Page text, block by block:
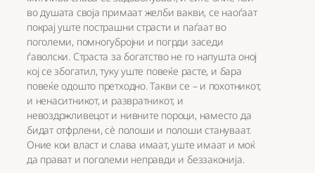
во душата своја примаат желби вакви, се наоѓаат
покрај уште пострашни страсти и паѓаат во
поголеми, помногубројни и погрди заседи
ѓаволски. Страста за богатство не го напушта оној
кој се збогатил, туку уште повеќе расте, и бара
повеќе одошто претходно. Такви се – и похотникот,
и ненаситникот, и развратникот, и
невоздржливецот и нивните пороци, наместо да
бидат отфрлени, сè полоши и полоши стануваат.
Оние кои власт и слава имаат, уште имаат и моќ
да прават и поголеми неправди и беззаконија.